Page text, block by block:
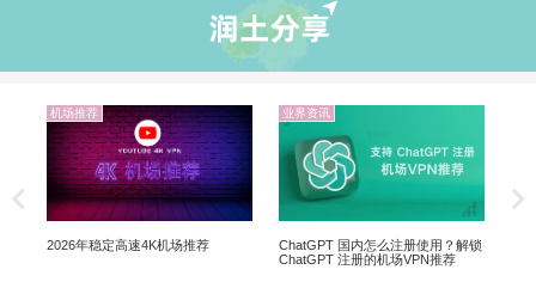
机场推荐
2026年稳定高速4K机场推荐
业界资讯
ChatGPT 国内怎么注册使用？解锁
ChatGPT 注册的机场VPN推荐